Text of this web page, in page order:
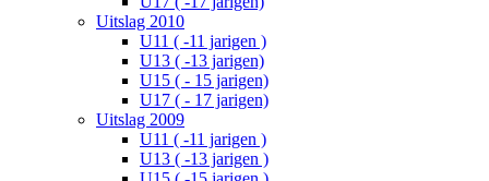
Uitslag 2010
U11 ( -11 jarigen )
U13 ( -13 jarigen)
U15 ( - 15 jarigen)
U17 ( - 17 jarigen)
Uitslag 2009
U11 ( -11 jarigen )
U13 ( -13 jarigen )